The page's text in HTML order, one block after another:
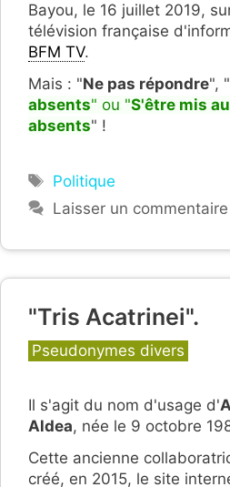
Bayou, le 16 juillet 2019,
télévision française
BFM TV.
Mais : "Ne pas répondre", "
absents" ou "S'être mis
absents" !
Étiquettes
Politique
Laisser un commentaire
"Tris Acatrinei".
Catégories
Pseudonymes divers
Il s'agit du nom d'usage d'
Aldea, née le 9 octobre
Cette ancienne
créé, en 2015, le site